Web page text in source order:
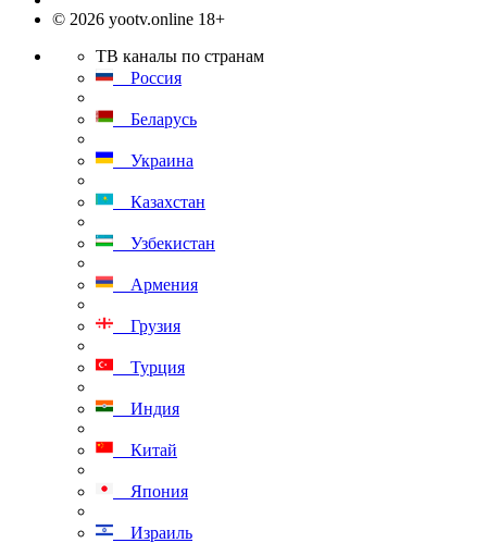
© 2026 yootv.online 18+
ТВ каналы по странам
Россия
Беларусь
Украина
Казахстан
Узбекистан
Армения
Грузия
Турция
Индия
Китай
Япония
Израиль